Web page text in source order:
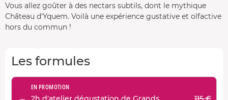
Vous allez goûter à des nectars subtils, dont le mythique
Château d'Yquem. Voilà une expérience gustative et olfactive
hors du commun !
Les formules
EN PROMOTION